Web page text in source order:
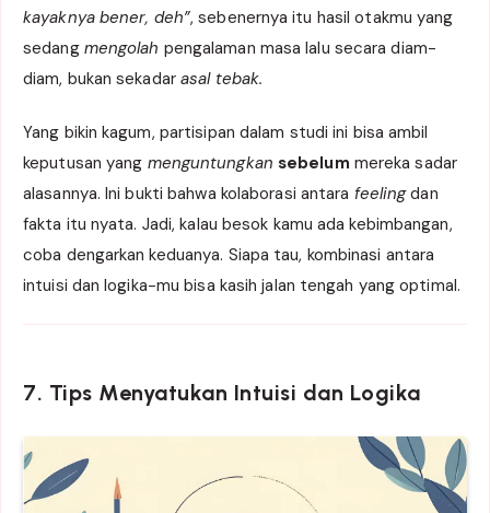
kayaknya bener, deh”, sebenernya itu hasil otakmu yang
sedang mengolah pengalaman masa lalu secara diam-
diam, bukan sekadarasal tebak.
Yang bikin kagum, partisipan dalam studi ini bisa ambil
keputusan yang menguntungkan sebelum mereka sadar
alasannya. Ini bukti bahwa kolaborasi antara feelingdan
fakta itu nyata. Jadi, kalau besok kamu ada kebimbangan,
coba dengarkan keduanya. Siapa tau, kombinasi antara
intuisi dan logika-mu bisa kasih jalan tengah yang optimal.
7. Tips Menyatukan Intuisi dan Logika